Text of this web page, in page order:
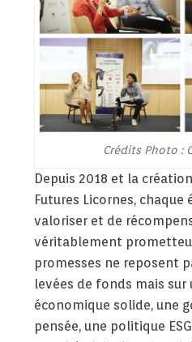
Crédits Photo :
Depuis 2018 et la
Futures Licornes,
valoriser et de
véritablement
promesses ne reposent
levées de fonds mais sur
économique solide, une
pensée, une politique